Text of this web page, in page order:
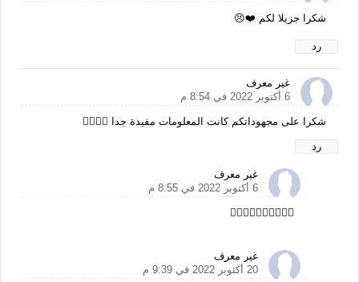
شكرا جزيلا لكم ❤️😣
رد
غير معرف
6 أكتوبر 2022 في 8:54 م
شكرا على مجهوداتكم كانت المعلومات مفيدة جدا 👍🏻👍🏻
رد
غير معرف
6 أكتوبر 2022 في 8:55 م
👍🏻👍🏻👍🏻👍🏻👍🏻
غير معرف
20 أكتوبر 2022 في 9:39 م